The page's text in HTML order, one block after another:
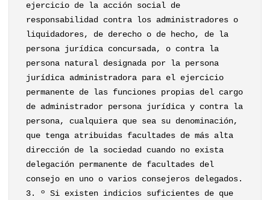
ejercicio de la acción social de
responsabilidad contra los administradores o
liquidadores, de derecho o de hecho, de la
persona jurídica concursada, o contra la
persona natural designada por la persona
jurídica administradora para el ejercicio
permanente de las funciones propias del cargo
de administrador persona jurídica y contra la
persona, cualquiera que sea su denominación,
que tenga atribuidas facultades de más alta
dirección de la sociedad cuando no exista
delegación permanente de facultades del
consejo en uno o varios consejeros delegados.
3. º Si existen indicios suficientes de que